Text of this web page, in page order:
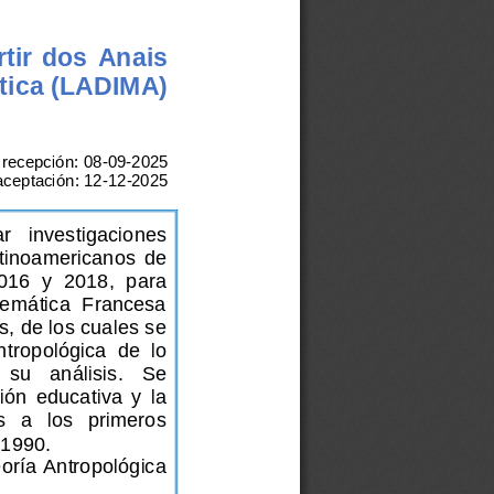
dos Anais
ca (LADIMA)
08-09-2025
12-12-2025
investigaciones
de
y  2018,  para
Francesa
de los cuales se
pológica  de  lo
su   análisis .   Se
educativa  y la
a   los   primeros
Antropológica